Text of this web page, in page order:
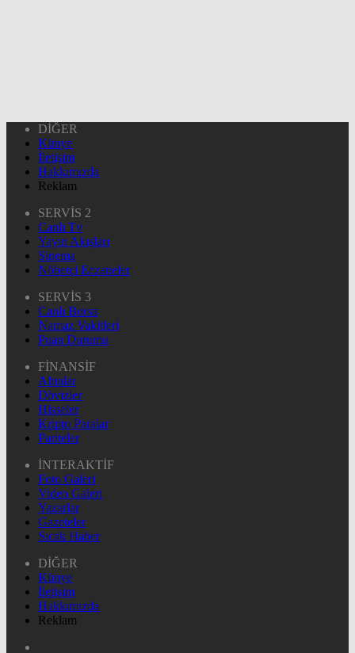
DİĞER
Künye
İletişim
Hakkımızda
Reklam
SERVİS 2
Canlı Tv
Yayın Akışları
Sinema
Nöbetçi Eczaneler
SERVİS 3
Canlı Borsa
Namaz Vakitleri
Puan Durumu
FİNANSİF
Altınlar
Dövizler
Hisseler
Kripto Paralar
Pariteler
İNTERAKTİF
Foto Galeri
Video Galeri
Yazarlar
Gazeteler
Sıcak Haber
DİĞER
Künye
İletişim
Hakkımızda
Reklam